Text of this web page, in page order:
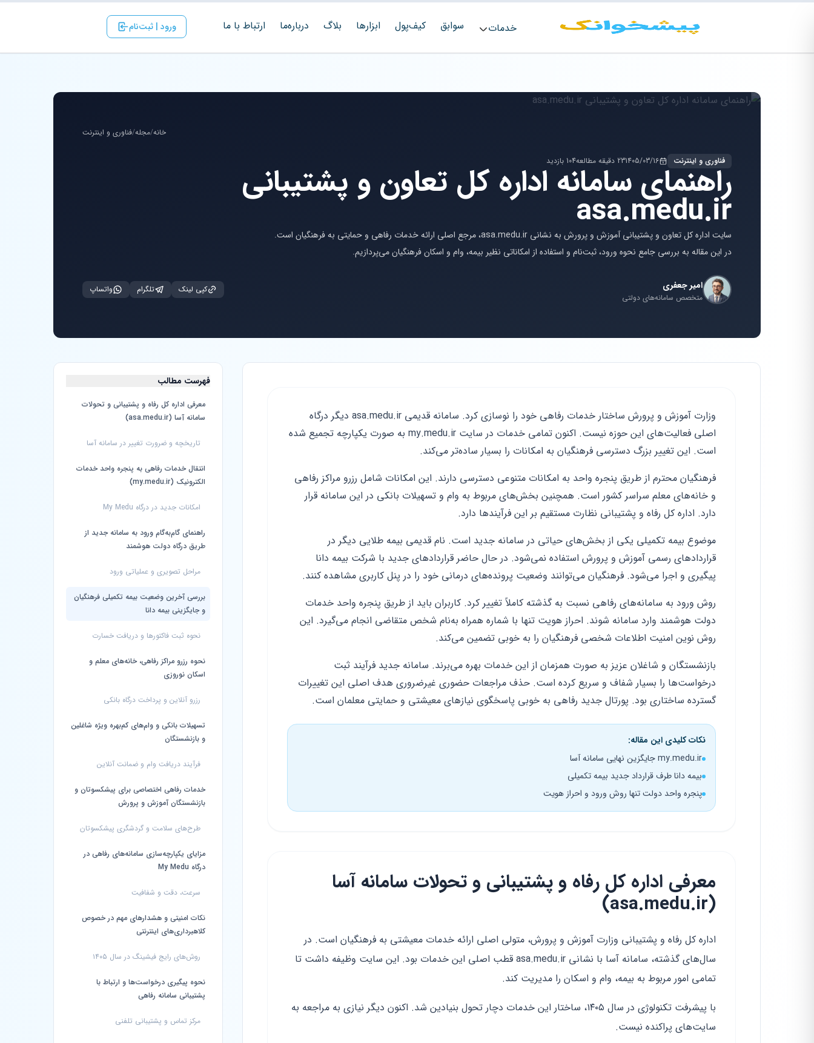
خدمات سوابق کیف‌پول ابزارها بلاگ درباره‌ما ارتباط با ‌ما ورود | ثبت‌نام
خانه/مجله/فناوری و اینترنت
فناوری و اینترنت 1405/03/1623 دقیقه مطالعه 104 بازدید
راهنمای سامانه اداره کل تعاون و پشتیبانی
asa.medu.ir
سایت اداره کل تعاون و پشتیبانی آموزش و پرورش به نشانی asa.medu.ir، مرجع اصلی ارائه خدمات رفاهی و حمایتی به فرهنگیان است.
در این مقاله به بررسی جامع نحوه ورود، ثبت‌نام و استفاده از امکاناتی نظیر بیمه، وام و اسکان فرهنگیان می‌پردازیم.
امیر جعفری
متخصص سامانه‌های دولتی
کپی لینک تلگرام واتساپ
فهرست مطالب
معرفی اداره کل رفاه و پشتیبانی و تحولات
سامانه آسا (asa.medu.ir)
تاریخچه و ضرورت تغییر در سامانه آسا
انتقال خدمات رفاهی به پنجره واحد خدمات
الکترونیک (my.medu.ir)
امکانات جدید در درگاه My Medu
راهنمای گام‌به‌گام ورود به سامانه جدید از
طریق درگاه دولت هوشمند
مراحل تصویری و عملیاتی ورود
بررسی آخرین وضعیت بیمه تکمیلی فرهنگیان
و جایگزینی بیمه دانا
نحوه ثبت فاکتورها و دریافت خسارت
نحوه رزرو مراکز رفاهی، خانه‌های معلم و
اسکان نوروزی
رزرو آنلاین و پرداخت درگاه بانکی
تسهیلات بانکی و وام‌های کم‌بهره ویژه شاغلین
و بازنشستگان
فرآیند دریافت وام و ضمانت آنلاین
خدمات رفاهی اختصاصی برای پیشکسوتان و
بازنشستگان آموزش و پرورش
طرح‌های سلامت و گردشگری پیشکسوتان
مزایای یکپارچه‌سازی سامانه‌های رفاهی در
درگاه My Medu
سرعت، دقت و شفافیت
نکات امنیتی و هشدارهای مهم در خصوص
کلاهبرداری‌های اینترنتی
روش‌های رایج فیشینگ در سال ۱۴۰۵
نحوه پیگیری درخواست‌ها و ارتباط با
پشتیبانی سامانه رفاهی
مرکز تماس و پشتیبانی تلفنی
وزارت آموزش و پرورش ساختار خدمات رفاهی خود را نوسازی کرد. سامانه قدیمی asa.medu.ir دیگر درگاه
اصلی فعالیت‌های این حوزه نیست. اکنون تمامی خدمات در سایت my.medu.ir به صورت یکپارچه تجمیع شده
است. این تغییر بزرگ دسترسی فرهنگیان به امکانات را بسیار ساده‌تر می‌کند.
فرهنگیان محترم از طریق پنجره واحد به امکانات متنوعی دسترسی دارند. این امکانات شامل رزرو مراکز رفاهی
و خانه‌های معلم سراسر کشور است. همچنین بخش‌های مربوط به وام و تسهیلات بانکی در این سامانه قرار
دارد. اداره کل رفاه و پشتیبانی نظارت مستقیم بر این فرآیندها دارد.
موضوع بیمه تکمیلی یکی از بخش‌های حیاتی در سامانه جدید است. نام قدیمی بیمه طلایی دیگر در
قراردادهای رسمی آموزش و پرورش استفاده نمی‌شود. در حال حاضر قراردادهای جدید با شرکت بیمه دانا
پیگیری و اجرا می‌شود. فرهنگیان می‌توانند وضعیت پرونده‌های درمانی خود را در پنل کاربری مشاهده کنند.
روش ورود به سامانه‌های رفاهی نسبت به گذشته کاملاً تغییر کرد. کاربران باید از طریق پنجره واحد خدمات
دولت هوشمند وارد سامانه شوند. احراز هویت تنها با شماره همراه به‌نام شخص متقاضی انجام می‌گیرد. این
روش نوین امنیت اطلاعات شخصی فرهنگیان را به خوبی تضمین می‌کند.
بازنشستگان و شاغلان عزیز به صورت همزمان از این خدمات بهره می‌برند. سامانه جدید فرآیند ثبت
درخواست‌ها را بسیار شفاف و سریع کرده است. حذف مراجعات حضوری غیرضروری هدف اصلی این تغییرات
گسترده ساختاری بود. پورتال جدید رفاهی به خوبی پاسخگوی نیازهای معیشتی و حمایتی معلمان است.
نکات کلیدی این مقاله:
my.medu.ir جایگزین نهایی سامانه آسا
بیمه دانا طرف قرارداد جدید بیمه تکمیلی
پنجره واحد دولت تنها روش ورود و احراز هویت
معرفی اداره کل رفاه و پشتیبانی و تحولات سامانه آسا
(asa.medu.ir)
اداره کل رفاه و پشتیبانی وزارت آموزش و پرورش، متولی اصلی ارائه خدمات معیشتی به فرهنگیان است. در
سال‌های گذشته، سامانه آسا با نشانی asa.medu.ir قطب اصلی این خدمات بود. این سایت وظیفه داشت تا
تمامی امور مربوط به بیمه، وام و اسکان را مدیریت کند.
با پیشرفت تکنولوژی در سال ۱۴۰۵، ساختار این خدمات دچار تحول بنیادین شد. اکنون دیگر نیازی به مراجعه به
سایت‌های پراکنده نیست.